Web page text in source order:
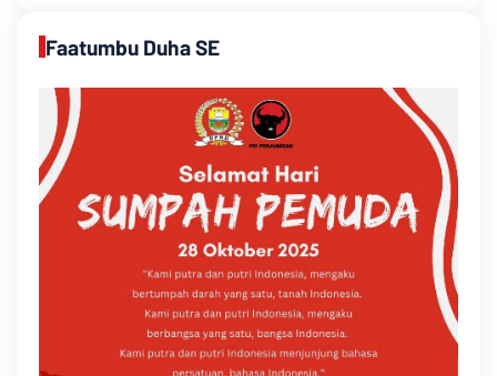
Faatumbu Duha SE